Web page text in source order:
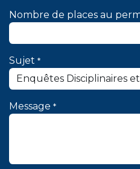
Nombre de places au
Sujet *
Message *